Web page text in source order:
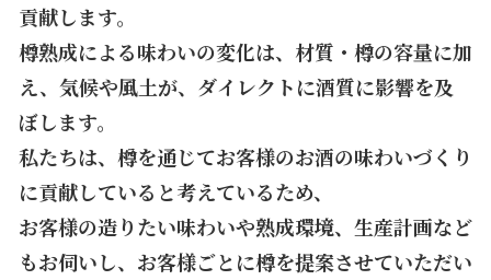
貢献します。
樽熟成による味わいの変化は、材質・樽の容量に加
え、気候や風土が、ダイレクトに酒質に影響を及
ぼします。
私たちは、樽を通じてお客様のお酒の味わいづくり
に貢献していると考えているため、
お客様の造りたい味わいや熟成環境、生産計画など
もお伺いし、お客様ごとに樽を提案させていただい